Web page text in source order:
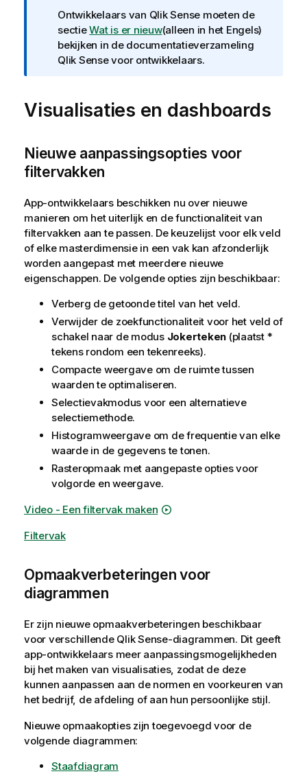
m
a
t
i
Ontwikkelaars van Qlik Sense moeten de
sectieWat is er nieuw(alleen in het Engels)
bekijken in de documentatieverzameling
Qlik Sensevoor ontwikkelaars.
Visualisaties en dashboards
Nieuwe aanpassingsopties voor
filtervakken
App-ontwikkelaars beschikken nu over nieuwe
manieren om het uiterlijk en de functionaliteit van
filtervakken aan te passen. De keuzelijst voor elk veld
of elke masterdimensie in een vak kan afzonderlijk
worden aangepast met meerdere nieuwe
eigenschappen. De volgende opties zijn beschikbaar:
Verberg de getoonde titel van het veld.
Verwijder de zoekfunctionaliteit voor het veld of
schakel naar de modus Jokerteken (plaatst *
tekens rondom een tekenreeks).
Compacte weergave om de ruimte tussen
waarden te optimaliseren.
Selectievakmodus voor een alternatieve
selectiemethode.
Histogramweergave om de frequentie van elke
waarde in de gegevens te tonen.
Rasteropmaak met aangepaste opties voor
volgorde en weergave.
Video - Een filtervak maken
Filtervak
Opmaakverbeteringen voor
diagrammen
Er zijn nieuwe opmaakverbeteringen beschikbaar
voor verschillende Qlik Sense-diagrammen. Dit geeft
app-ontwikkelaars meer aanpassingsmogelijkheden
bij het maken van visualisaties, zodat de deze
kunnen aanpassen aan de normen en voorkeuren van
het bedrijf, de afdeling of aan hun persoonlijke stijl.
Nieuwe opmaakopties zijn toegevoegd voor de
volgende diagrammen:
Staafdiagram